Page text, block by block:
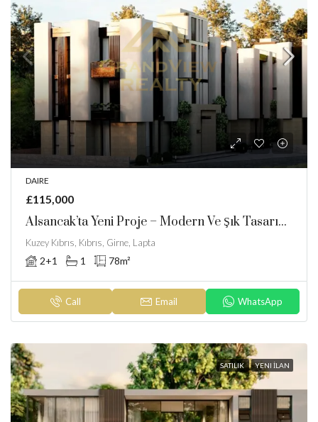
DAIRE
£115,000
Alsancak’ta Yeni Proje – Modern Ve Şık Tasarımlı Apartman Daireleri
Kuzey Kıbrıs, Kıbrıs, Girne, Lapta
2+1 1 78m²
Call Email WhatsApp
SATILIK YENI İLAN